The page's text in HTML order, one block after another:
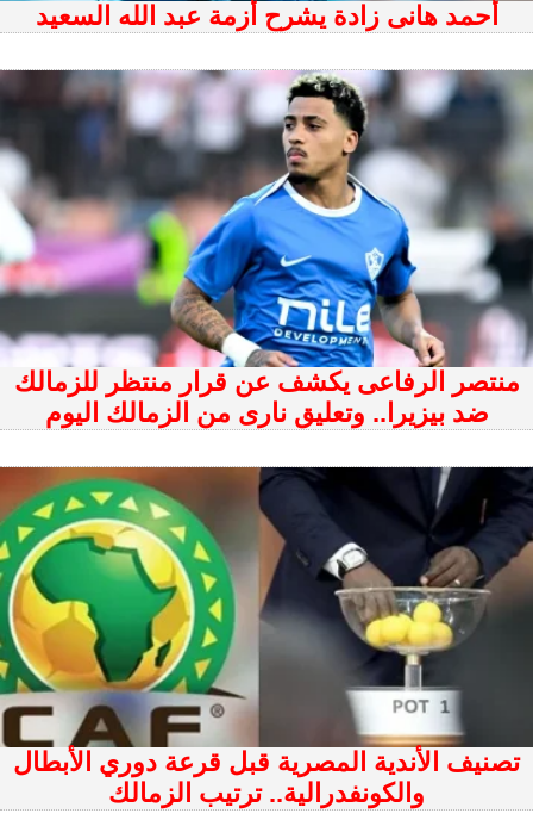
أحمد هانى زادة يشرح أزمة عبد الله السعيد
منتصر الرفاعى يكشف عن قرار منتظر للزمالك
ضد بيزيرا.. وتعليق نارى من الزمالك اليوم
تصنيف الأندية المصرية قبل قرعة دوري الأبطال
والكونفدرالية.. ترتيب الزمالك